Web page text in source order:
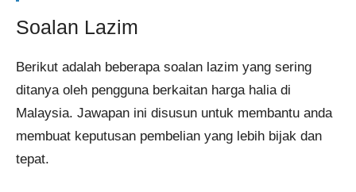
Soalan Lazim
Berikut adalah beberapa soalan lazim yang sering
ditanya oleh pengguna berkaitan harga halia di
Malaysia. Jawapan ini disusun untuk membantu anda
membuat keputusan pembelian yang lebih bijak dan
tepat.